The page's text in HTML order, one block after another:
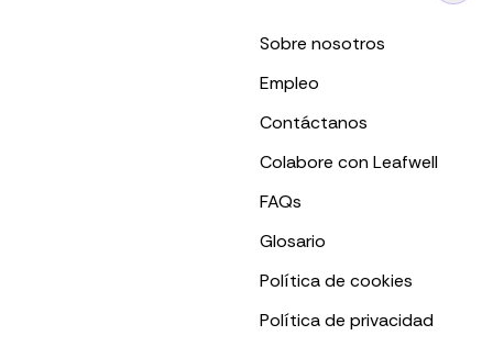
Sobre nosotros
Empleo
Contáctanos
Colabore con Leafwell
FAQs
Glosario
Política de cookies
Política de privacidad